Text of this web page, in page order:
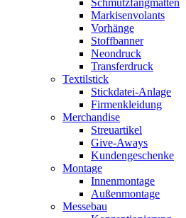
Schmutzfangmatten
Markisenvolants
Vorhänge
Stoffbanner
Neondruck
Transferdruck
Textilstick
Stickdatei-Anlage
Firmenkleidung
Merchandise
Streuartikel
Give-Aways
Kundengeschenke
Montage
Innenmontage
Außenmontage
Messebau